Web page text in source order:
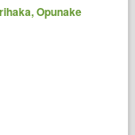
Opunake